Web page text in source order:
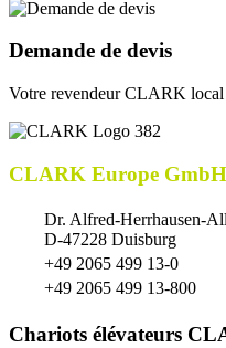
Demande de devis
Votre revendeur CLARK local
CLARK Europe GmbH
Dr. Alfred-Herrhausen-
D-47228 Duisburg
+49 2065 499 13-0
+49 2065 499 13-800
Chariots élévateurs